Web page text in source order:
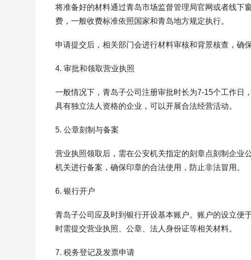
将准备好的材料通过青岛市场监督管理局官网或者线下
费，一般收费标准依照国家和青岛地方规定执行。
申请提交后，相关部门会进行材料审核和背景核查，确
4. 审批和领取营业执照
一般情况下，青岛子公司注册审批时长为7-15个工作日
具有独立法人资格的企业，可以开展合法经营活动。
5. 公章刻制与备案
营业执照领取后，需在公安机关指定的刻章点刻制企业
机关进行备案，确保印章的合法使用，防止非法冒用。
6. 银行开户
青岛子公司应及时到银行开设基本账户。账户的设立便
时需提交营业执照、公章、法人身份证等相关材料。
7. 税务登记及发票申请